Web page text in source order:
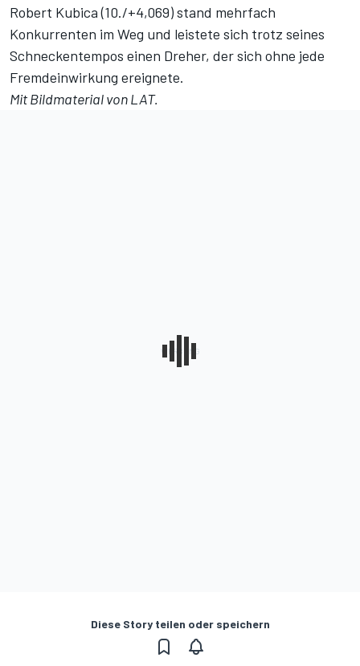
Robert Kubica (10./+4,069) stand mehrfach
Konkurrenten im Weg und leistete sich trotz seines
Schneckentempos einen Dreher, der sich ohne jede
Fremdeinwirkung ereignete.
Mit Bildmaterial von LAT.
Diese Story teilen oder speichern